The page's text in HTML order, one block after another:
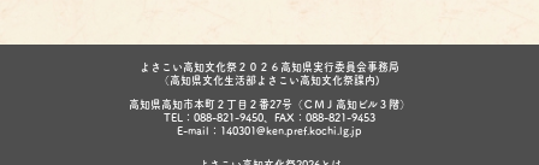
よさこい高知文化祭２０２６高知県実行委員会事務局
（高知県文化生活部よさこい高知文化祭課内)
高知県高知市本町２丁目２番27号（ＣＭＪ高知ビル３階）
TEL：088-821-9450、FAX：088-821-9453
E-mail：140301@ken.pref.kochi.lg.jp